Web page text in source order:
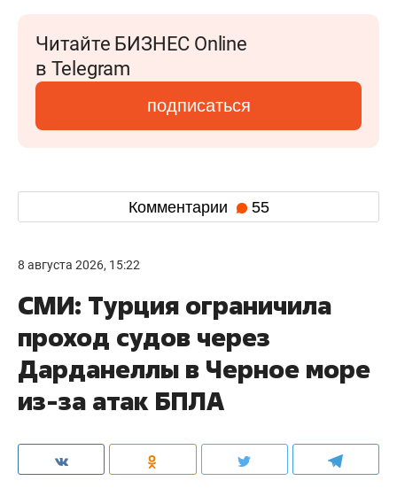
Читайте БИЗНЕС Online
в Telegram
подписаться
Комментарии 55
8 августа 2026, 15:22
СМИ: Турция ограничила
проход судов через
Дарданеллы в Черное море
из-за атак БПЛА